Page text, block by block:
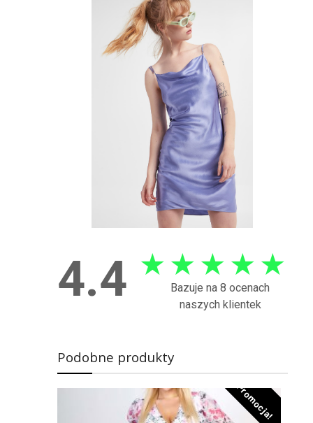
4.4 ★ ★ ★ ★ ★
Bazuje na 8 ocenach
naszych klientek
Podobne produkty
Promocja!